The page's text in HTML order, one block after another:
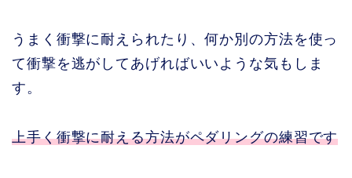
うまく衝撃に耐えられたり、何か別の方法を使っ
て衝撃を逃がしてあげればいいような気もしま
す。
上手く衝撃に耐える方法がペダリングの練習です